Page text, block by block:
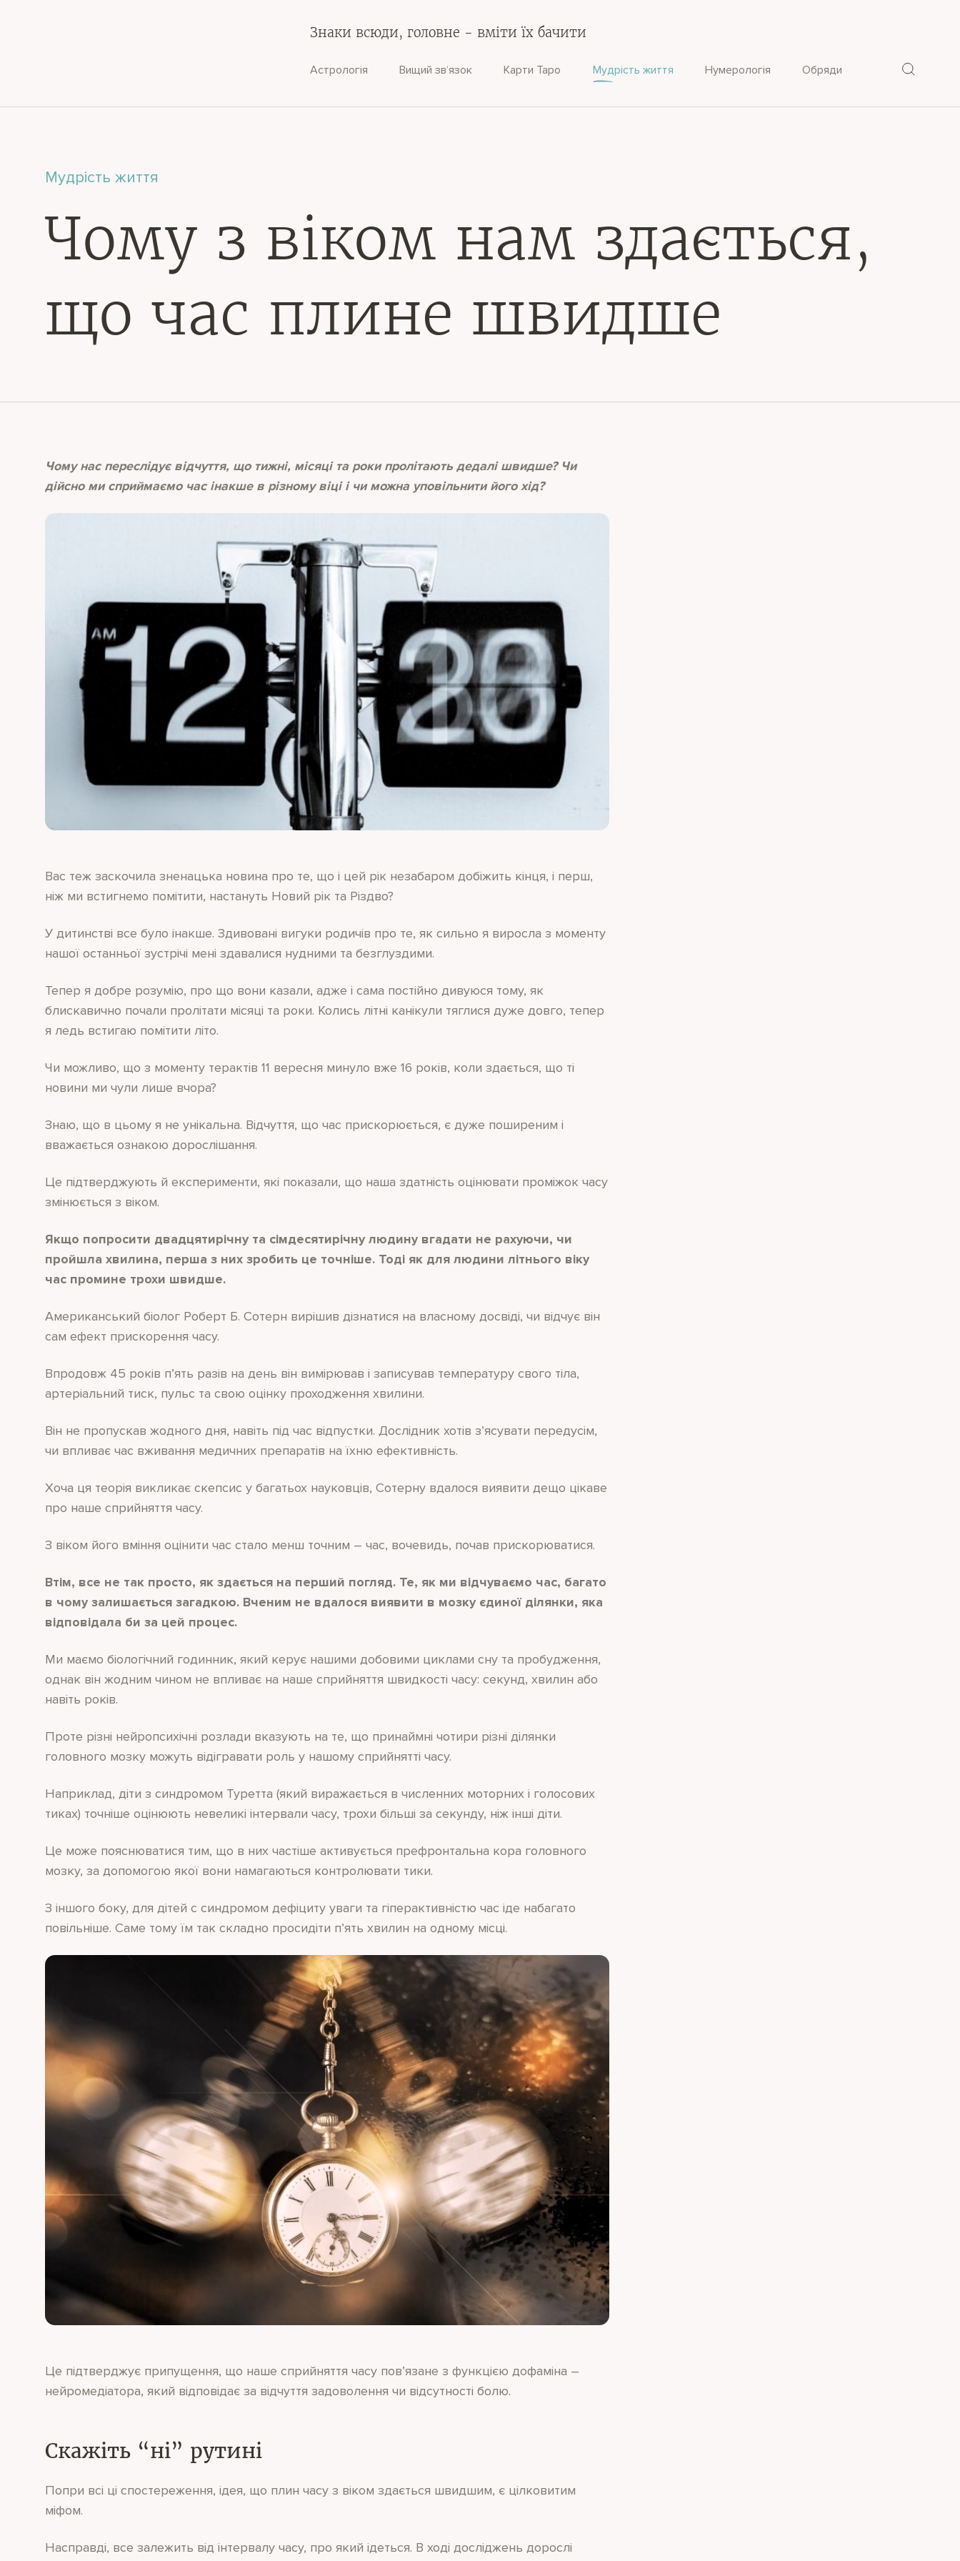
Знаки всюди, головне - вміти їх бачити
Астрологія Вищий зв‘язок Карти Таро Мудрість життя Нумерологія Обряди
Мудрість життя
Чому з віком нам здається,
що час плине швидше
Чому нас переслідує відчуття, що тижні, місяці та роки пролітають дедалі швидше? Чи
дійсно ми сприймаємо час інакше в різному віці і чи можна уповільнити його хід?
Вас теж заскочила зненацька новина про те, що і цей рік незабаром добіжить кінця, і перш,
ніж ми встигнемо помітити, настануть Новий рік та Різдво?
У дитинстві все було інакше. Здивовані вигуки родичів про те, як сильно я виросла з моменту
нашої останньої зустрічі мені здавалися нудними та безглуздими.
Тепер я добре розумію, про що вони казали, адже і сама постійно дивуюся тому, як
блискавично почали пролітати місяці та роки. Колись літні канікули тяглися дуже довго, тепер
я ледь встигаю помітити літо.
Чи можливо, що з моменту терактів 11 вересня минуло вже 16 років, коли здається, що ті
новини ми чули лише вчора?
Знаю, що в цьому я не унікальна. Відчуття, що час прискорюється, є дуже поширеним і
вважається ознакою дорослішання.
Це підтверджують й експерименти, які показали, що наша здатність оцінювати проміжок часу
змінюється з віком.
Якщо попросити двадцятирічну та сімдесятирічну людину вгадати не рахуючи, чи
пройшла хвилина, перша з них зробить це точніше. Тоді як для людини літнього віку
час промине трохи швидше.
Американський біолог Роберт Б. Сотерн вирішив дізнатися на власному досвіді, чи відчує він
сам ефект прискорення часу.
Впродовж 45 років п’ять разів на день він вимірював і записував температуру свого тіла,
артеріальний тиск, пульс та свою оцінку проходження хвилини.
Він не пропускав жодного дня, навіть під час відпустки. Дослідник хотів з’ясувати передусім,
чи впливає час вживання медичних препаратів на їхню ефективність.
Хоча ця теорія викликає скепсис у багатьох науковців, Сотерну вдалося виявити дещо цікаве
про наше сприйняття часу.
З віком його вміння оцінити час стало менш точним – час, вочевидь, почав прискорюватися.
Втім, все не так просто, як здається на перший погляд. Те, як ми відчуваємо час, багато
в чому залишається загадкою. Вченим не вдалося виявити в мозку єдиної ділянки, яка
відповідала би за цей процес.
Ми маємо біологічний годинник, який керує нашими добовими циклами сну та пробудження,
однак він жодним чином не впливає на наше сприйняття швидкості часу: секунд, хвилин або
навіть років.
Проте різні нейропсихічні розлади вказують на те, що принаймні чотири різні ділянки
головного мозку можуть відігравати роль у нашому сприйнятті часу.
Наприклад, діти з синдромом Туретта (який виражається в численних моторних і голосових
тиках) точніше оцінюють невеликі інтервали часу, трохи більші за секунду, ніж інші діти.
Це може пояснюватися тим, що в них частіше активується префронтальна кора головного
мозку, за допомогою якої вони намагаються контролювати тики.
З іншого боку, для дітей с синдромом дефіциту уваги та гіперактивністю час іде набагато
повільніше. Саме тому їм так складно просидіти п’ять хвилин на одному місці.
Це підтверджує припущення, що наше сприйняття часу пов’язане з функцією дофаміна –
нейромедіатора, який відповідає за відчуття задоволення чи відсутності болю.
Скажіть “ні” рутині
Попри всі ці спостереження, ідея, що плин часу з віком здається швидшим, є цілковитим
міфом.
Насправді, все залежить від інтервалу часу, про який ідеться. В ході досліджень дорослі